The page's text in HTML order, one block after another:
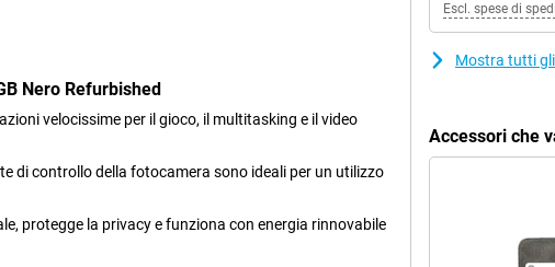
Nero Refurbished
velocissime per il gioco, il multitasking e il video
di controllo della fotocamera sono ideali per un utilizzo
protegge la privacy e funziona con energia rinnovabile
Escl. spese di
Mostra tutti gli
Accessori che